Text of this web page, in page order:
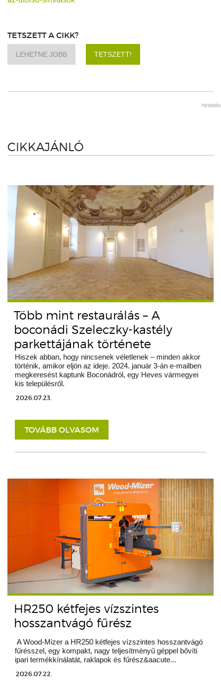
TETSZETT A CIKK?
LEHETNE JOBB TETSZETT!
hirdetés
CIKKAJÁNLÓ
Több mint restaurálás – A
boconádi Szeleczky-kastély
parkettájának története
Hiszek abban, hogy nincsenek véletlenek – minden akkor
történik, amikor eljön az ideje. 2024. január 3-án e-mailben
megkeresést kaptunk Boconádról, egy Heves vármegyei
kis településről.
2026.07.23.
TOVÁBB OLVASOM
HR250 kétfejes vízszintes
hosszantvágó fűrész
A Wood-Mizer a HR250 kétfejes vízszintes hosszantvágó
fűrésszel, egy kompakt, nagy teljesítményű géppel bővíti
ipari termékkínálatát, raklapok és fűrész&aacute...
2026.07.22.